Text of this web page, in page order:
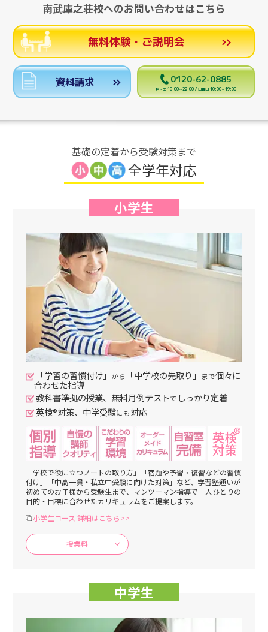
南武庫之荘校へのお問い合わせはこちら
無料体験・ご説明会
資料請求 0120-62-0885
月～土 10:00～22:00 / 日曜日 10:00～19:00
基礎の定着から受験対策まで
全学年対応
小学生
「学習の習慣付け」 から 「中学校の先取り」 まで個々に
合わせた指導
教科書準拠の授業、無料月例テストで しっかり定着
英検®対策、中学受験にも対応
「学校で役に立つノートの取り方」「宿題や予習・復習などの習慣
付け」「中高一貫・私立中受験に向けた対策」など、学習塾通いが
初めてのお子様から受験生まで、マンツーマン指導で一人ひとりの
目的・目標に合わせたカリキュラムをご提案します。
小学生コース 詳細はこちら>>
授業料
中学生